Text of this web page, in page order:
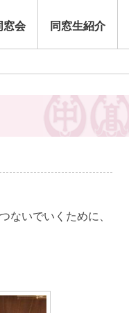
窓会 同窓生紹介
いでいくために、